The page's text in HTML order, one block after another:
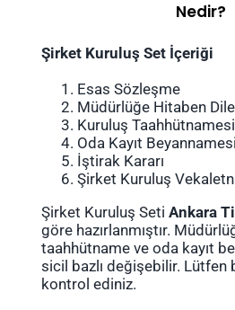
Nedir?
Şirket Kuruluş Set İçeriği
Esas Sözleşme
Müdürlüğe Hitaben
Kuruluş Taahhütnamesi
Oda Kayıt Beyannamesi
İştirak Kararı
Şirket Kuruluş
Şirket Kuruluş Seti Ankara
göre hazırlanmıştır.
taahhütname ve oda kayıt
sicil bazlı değişebilir. Lütfen
kontrol ediniz.